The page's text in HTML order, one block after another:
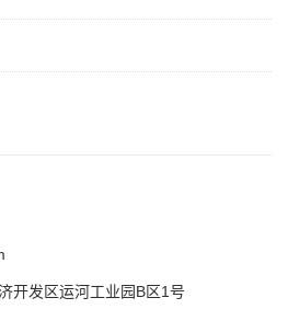
开发区运河工业园B区1号